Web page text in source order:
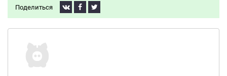
Поделиться